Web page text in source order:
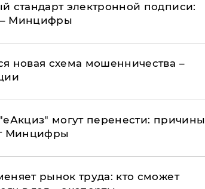
стандарт электронной подписи:
– Минцифры
новая схема мошенничества –
могут перенести: причины
Минцифры
рынок труда: кто сможет